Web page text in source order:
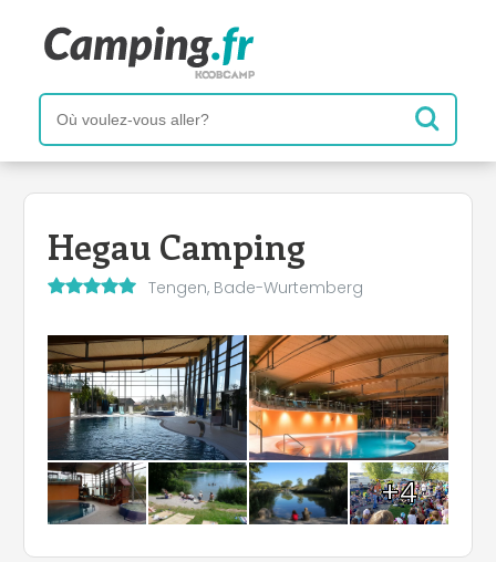
Hegau Camping
Tengen, Bade-Wurtemberg
+4